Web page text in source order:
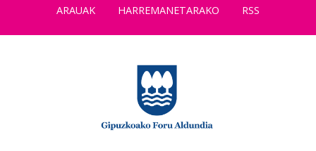
ARAUAK
HARREMANETARAKO RSS